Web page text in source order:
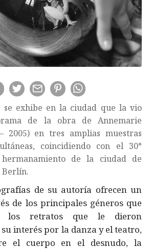
exhibe en la ciudad que la vio
de la obra de Annemarie
2005) en tres amplias muestras
coincidiendo con el 30°
de la ciudad de
Berlín.
de su autoría ofrecen un
de los principales géneros que
los retratos que le dieron
interés por la danza y el teatro,
el cuerpo en el desnudo, la